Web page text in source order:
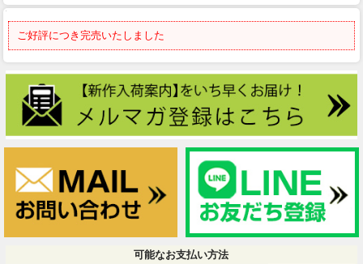
ご好評につき完売いたしました
可能なお支払い方法